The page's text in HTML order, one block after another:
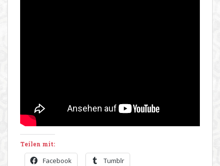
Teilen mit:
Facebook Tumblr